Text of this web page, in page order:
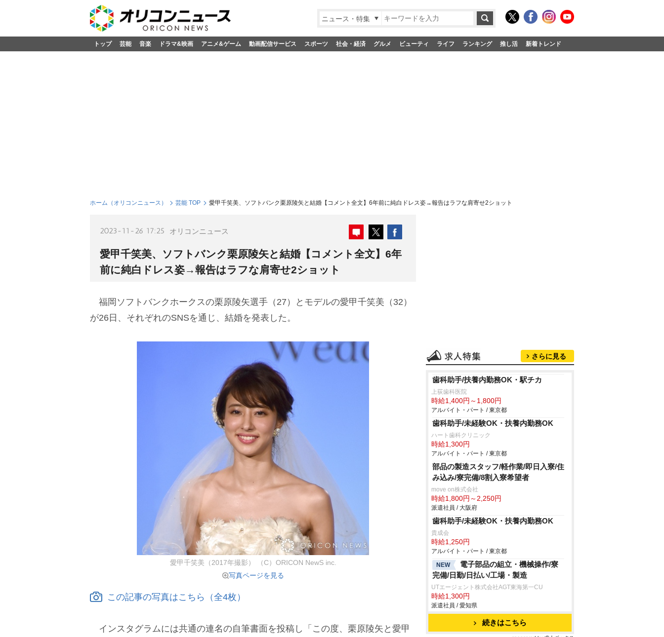
ニュース・特集
トップ 芸能 音楽 ドラマ&映画 アニメ&ゲーム 動画配信サービス スポーツ 社会・経済 グルメ ビューティ ライフ ランキング 推し活 新着トレンド
ホーム（オリコンニュース） 芸能 TOP 愛甲千笑美、ソフトバンク栗原陵矢と結婚【コメント全文】6年前に純白ドレス姿→報告はラフな肩寄せ2ショット
2023-11-26 17:25 オリコンニュース
愛甲千笑美、ソフトバンク栗原陵矢と結婚【コメント全文】6年
前に純白ドレス姿→報告はラフな肩寄せ2ショット
福岡ソフトバンクホークスの栗原陵矢選手（27）とモデルの愛甲千笑美（32）
が26日、それぞれのSNSを通じ、結婚を発表した。
愛甲千笑美（2017年撮影） （C）ORICON NewS inc.
写真ページを見る
この記事の写真はこちら（全4枚）
インスタグラムには共通の連名の自筆書面を投稿し「この度、栗原陵矢と愛甲
さらに見る
歯科助手/扶養内勤務OK・駅チカ
上荻歯科医院
時給1,400円～1,800円
アルバイト・パート / 東京都
歯科助手/未経験OK・扶養内勤務OK
ハート歯科クリニック
時給1,300円
アルバイト・パート / 東京都
部品の製造スタッフ/軽作業/即日入寮/住
み込み/寮完備/8割入寮希望者
move on株式会社
時給1,800円～2,250円
派遣社員 / 大阪府
歯科助手/未経験OK・扶養内勤務OK
貴成会
時給1,250円
アルバイト・パート / 東京都
NEW
電子部品の組立・機械操作/寮
完備/日勤/日払い/工場・製造
UTエージェント株式会社AGT東海第一CU
時給1,300円
派遣社員 / 愛知県
続きはこちら